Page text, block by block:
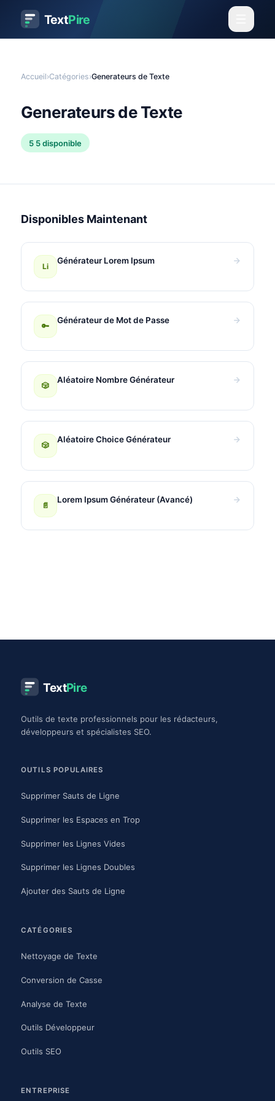
TextPire
Accueil›Catégories›Generateurs de Texte
Generateurs de Texte
5 5 disponible
Disponibles Maintenant
Li
Générateur Lorem Ipsum
🔑
Générateur de Mot de Passe
🎲
Aléatoire Nombre Générateur
🎲
Aléatoire Choice Générateur
📄
Lorem Ipsum Générateur (Avancé)
TextPire
Outils de texte professionnels pour les rédacteurs,
développeurs et spécialistes SEO.
OUTILS POPULAIRES
Supprimer Sauts de Ligne
Supprimer les Espaces en Trop
Supprimer les Lignes Vides
Supprimer les Lignes Doubles
Ajouter des Sauts de Ligne
CATÉGORIES
Nettoyage de Texte
Conversion de Casse
Analyse de Texte
Outils Développeur
Outils SEO
ENTREPRISE